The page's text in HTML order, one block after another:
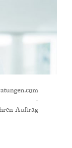
-
Auftrag